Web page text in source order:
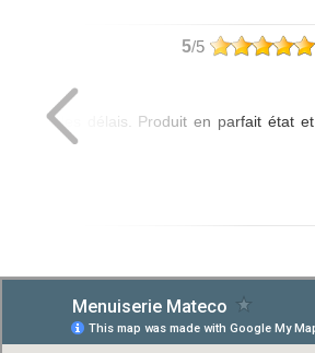
5/5
dans les délais. Produit en parfait état et